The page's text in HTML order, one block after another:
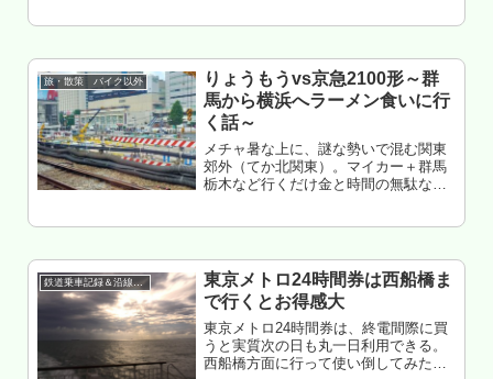
旅・散策 バイク以外
りょうもうvs京急2100形～群
馬から横浜へラーメン食いに行
く話～
メチャ暑な上に、謎な勢いで混む関東
郊外（てか北関東）。マイカー＋群馬
栃木など行くだけ金と時間の無駄な
強...
鉄道乗車記録＆沿線散策
東京メトロ24時間券は西船橋ま
で行くとお得感大
東京メトロ24時間券は、終電間際に買
うと実質次の日も丸一日利用できる。
西船橋方面に行って使い倒してみたら